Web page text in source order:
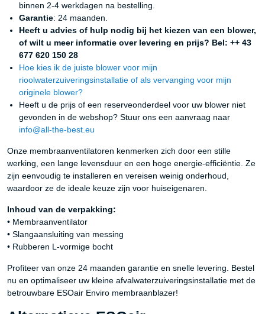
binnen 2-4 werkdagen na bestelling.
Garantie: 24 maanden.
Heeft u advies of hulp nodig bij het kiezen van een blower,
of wilt u meer informatie over levering en prijs? Bel: ++ 43
677 620 150 28
Hoe kies ik de juiste blower voor mijn
rioolwaterzuiveringsinstallatie of als vervanging voor mijn
originele blower?
Heeft u de prijs of een reserveonderdeel voor uw blower niet
gevonden in de webshop? Stuur ons een aanvraag naar
info@all-the-best.eu
Onze membraanventilatoren kenmerken zich door een stille
werking, een lange levensduur en een hoge energie-efficiëntie. Ze
zijn eenvoudig te installeren en vereisen weinig onderhoud,
waardoor ze de ideale keuze zijn voor huiseigenaren.
Inhoud van de verpakking:
• Membraanventilator
• Slangaansluiting van messing
• Rubberen L-vormige bocht
Profiteer van onze 24 maanden garantie en snelle levering. Bestel
nu en optimaliseer uw kleine afvalwaterzuiveringsinstallatie met de
betrouwbare ESOair Enviro membraanblazer!